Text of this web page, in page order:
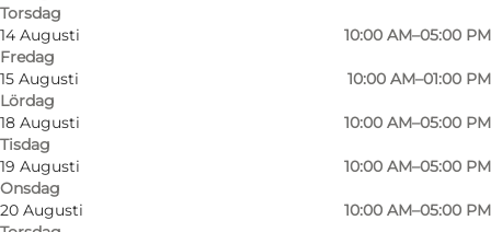
Torsdag
14 Augusti
Fredag
10:00 AM–05:00 PM
15 Augusti
Lördag
10:00 AM–01:00 PM
18 Augusti
Tisdag
10:00 AM–05:00 PM
19 Augusti
Onsdag
10:00 AM–05:00 PM
20 Augusti
10:00 AM–05:00 PM